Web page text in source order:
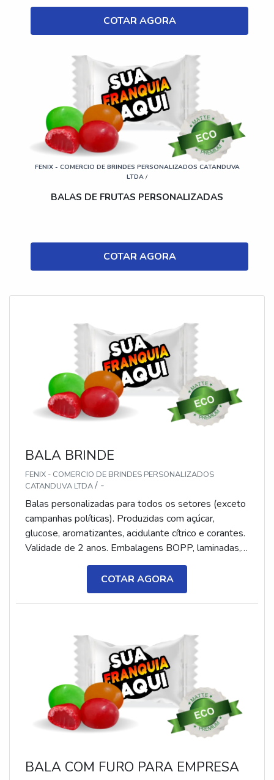
COTAR AGORA
FENIX - COMERCIO DE BRINDES PERSONALIZADOS CATANDUVA
LTDA /
BALAS DE FRUTAS PERSONALIZADAS
COTAR AGORA
BALA BRINDE
FENIX - COMERCIO DE BRINDES PERSONALIZADOS
CATANDUVA LTDA/ -
Balas personalizadas para todos os setores (exceto
campanhas políticas). Produzidas com açúcar,
glucose, aromatizantes, acidulante cítrico e corantes.
Validade de 2 anos. Embalagens BOPP, laminadas,
metalizadas ou ecológicas, com impressão colorida
ou P&B em alta qualidade, tinta atóxica. Medida: 5 ×
3,5 cm. Sabores variados (frutas, café, menta etc.) e
diferentes tipos (balas, gomas, chicletes, recheadas
COTAR AGORA
BALA COM FURO PARA EMPRESA